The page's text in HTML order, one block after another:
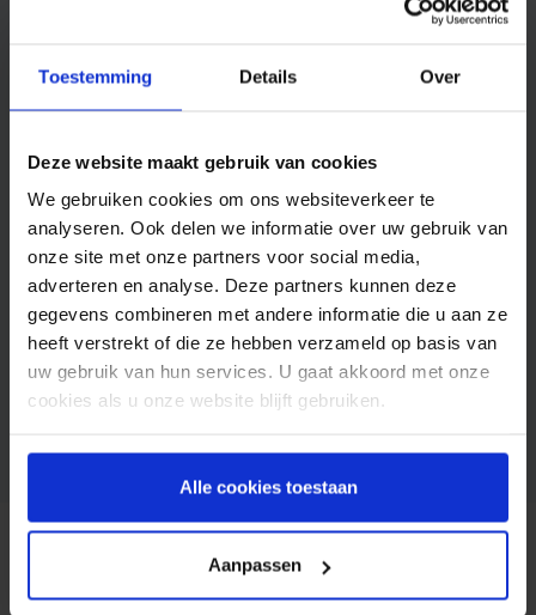
Toestemming Details Over
Deze website maakt gebruik van cookies
We gebruiken cookies om ons websiteverkeer te
analyseren. Ook delen we informatie over uw gebruik van
onze site met onze partners voor social media,
adverteren en analyse. Deze partners kunnen deze
gegevens combineren met andere informatie die u aan ze
heeft verstrekt of die ze hebben verzameld op basis van
uw gebruik van hun services. U gaat akkoord met onze
cookies als u onze website blijft gebruiken.
Alle cookies toestaan
Aanpassen
optimaliseert onboardingsproces van
pakketpunten met SMS
Homerr is één van Europa’s meest innovatieve
en duurzame logistieke spelers. Het bedrijf zet
sterk in op de last mile delivery en heeft als doel
om pakketbezorging socialerl én duurzamer te
maken. Homerr stelt particulieren aan om
HomerrPunt te worden vanuit…
mei 17, 2023
LOGISTIEK